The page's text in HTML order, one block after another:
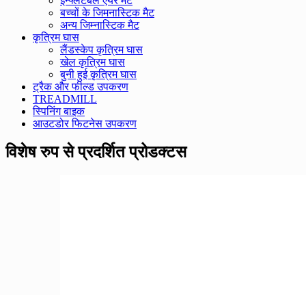
बच्चों के जिमनास्टिक मैट
अन्य जिम्नास्टिक मैट
कृत्रिम घास
लैंडस्केप कृत्रिम घास
खेल कृत्रिम घास
बुनी हुई कृत्रिम घास
ट्रैक और फील्ड उपकरण
TREADMILL
स्पिनिंग बाइक
आउटडोर फिटनेस उपकरण
विशेष रुप से प्रदर्शित प्रोडक्टस